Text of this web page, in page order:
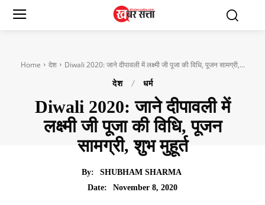
Home देश Diwali 2020: जाने दीपावली में लक्ष्मी जी पूजा की विधि, पूजन सामग्री,...
देश धर्म
Diwali 2020: जाने दीपावली में
लक्ष्मी जी पूजा की विधि, पूजन
सामग्री, शुभ मुहूर्त
By:
SHUBHAM SHARMA
Date:
November 8, 2020